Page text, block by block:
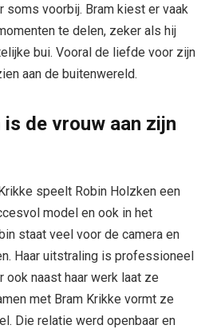
soms voorbij. Bram kiest er vaak
te delen, zeker als hij
bui. Vooral de liefde voor zijn
aan de buitenwereld.
is de vrouw aan zijn
speelt Robin Holzken een
model en ook in het
staat veel voor de camera en
Haar uitstraling is professioneel
ook naast haar werk laat ze
met Bram Krikke vormt ze
Die relatie werd openbaar en